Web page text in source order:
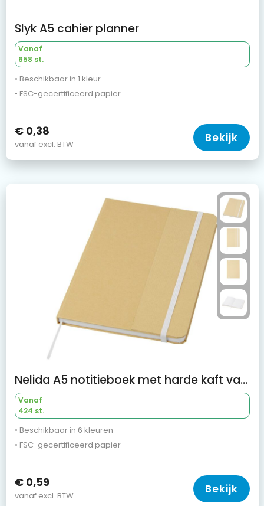
Slyk A5 cahier planner
Vanaf
658 st.
• Beschikbaar in 1 kleur
• FSC-gecertificeerd papier
€ 0,38
vanaf excl. BTW Bekijk
Nelida A5 notitieboek met harde kaft van gerecycled karton
Vanaf
424 st.
• Beschikbaar in 6 kleuren
• FSC-gecertificeerd papier
€ 0,59
vanaf excl. BTW Bekijk